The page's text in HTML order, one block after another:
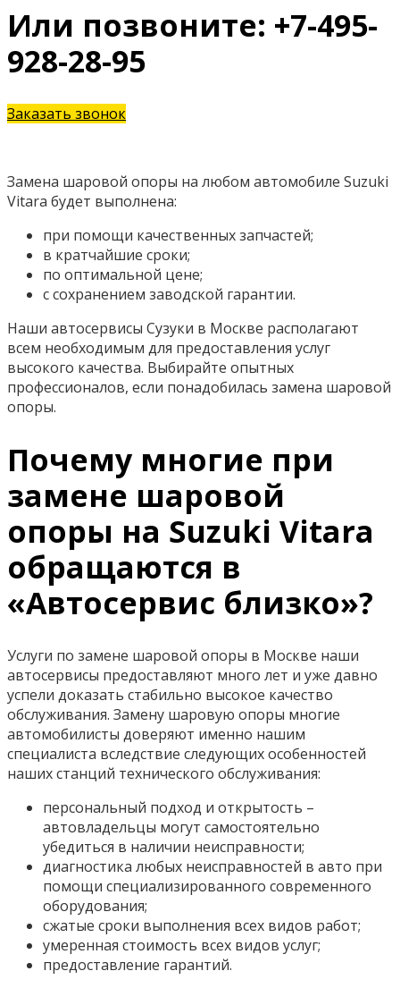
Или позвоните: +7-495-
928-28-95
Заказать звонок
Замена шаровой опоры на любом автомобиле Suzuki
Vitara будет выполнена:
при помощи качественных запчастей;
в кратчайшие сроки;
по оптимальной цене;
с сохранением заводской гарантии.
Наши автосервисы Сузуки в Москве располагают
всем необходимым для предоставления услуг
высокого качества. Выбирайте опытных
профессионалов, если понадобилась замена шаровой
опоры.
Почему многие при
замене шаровой
опоры на Suzuki Vitara
обращаются в
«Автосервис близко»?
Услуги по замене шаровой опоры в Москве наши
автосервисы предоставляют много лет и уже давно
успели доказать стабильно высокое качество
обслуживания. Замену шаровую опоры многие
автомобилисты доверяют именно нашим
специалиста вследствие следующих особенностей
наших станций технического обслуживания:
персональный подход и открытость –
автовладельцы могут самостоятельно
убедиться в наличии неисправности;
диагностика любых неисправностей в авто при
помощи специализированного современного
оборудования;
сжатые сроки выполнения всех видов работ;
умеренная стоимость всех видов услуг;
предоставление гарантий.